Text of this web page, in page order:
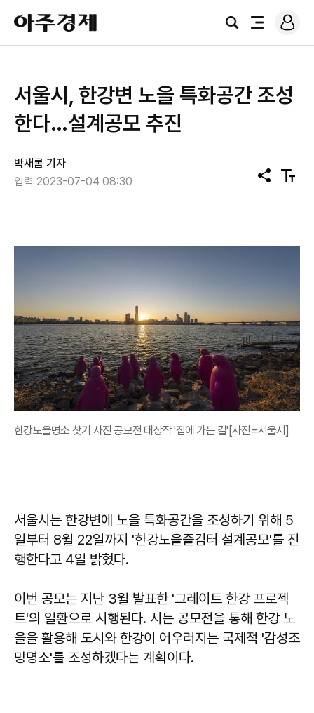
아
주
경
검
전
로
그
서울시, 한강변 노을 특화공간 조성
한다…설계공모 추진
박새롬 기자
입력 2023-07-04 08:30
공
유
텍
스
한강노을명소 찾기 사진 공모전 대상작 '집에 가는 길'[사진=서울시]
서울시는 한강변에 노을 특화공간을 조성하기 위해 5
일부터 8월 22일까지 '한강노을즐김터 설계공모'를 진
행한다고 4일 밝혔다.
이번 공모는 지난 3월 발표한 '그레이트 한강 프로젝
트'의 일환으로 시행된다. 시는 공모전을 통해 한강 노
을을 활용해 도시와 한강이 어우러지는 국제적 '감성조
망명소'를 조성하겠다는 계획이다.